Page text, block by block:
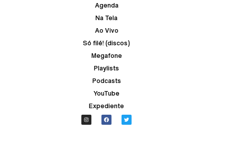
Agenda
Na Tela
Ao Vivo
Só filé! (discos)
Megafone
Playlists
Podcasts
YouTube
Expediente